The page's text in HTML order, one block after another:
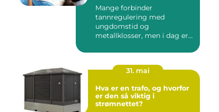
Mange forbinder
tannregulering med
ungdomstid og
metallklosser, men i dag er
31. mai
Hva er en trafo, og hvorfor
er den så viktig i
strømnettet?